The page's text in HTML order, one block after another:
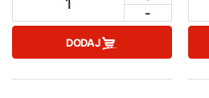
1
-
DODAJ